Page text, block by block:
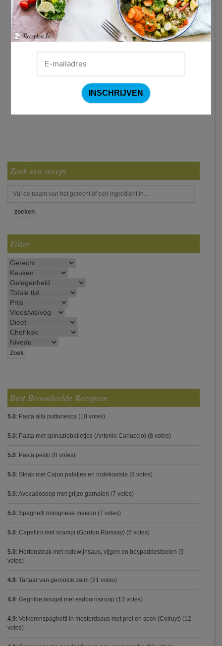
Zoek een recept
Filter
Best Beoordeelde Recepten
5.0: Pasta alla puttanesca (10 votes)
5.0: Pasta met spinazieballetjes (Antonio Carluccio) (8 votes)
5.0: Pasta pesto (8 votes)
5.0: Steak met Cajun patatjes en rodekoolsla (8 votes)
5.0: Avocadosoep met grijze garnalen (7 votes)
5.0: Spaghetti bolognese maison (7 votes)
5.0: Capellini met scampi (Gordon Ramsay) (5 votes)
5.0: Hertensteak met rodewijnsaus, vijgen en bospaddestoelen (5
votes)
4.9: Tartaar van gerookte zalm (21 votes)
4.9: Gegrilde nougat met esdoornsiroop (13 votes)
4.9: Volkorenspaghetti in mosterdsaus met prei en spek (Colruyt) (12
votes)